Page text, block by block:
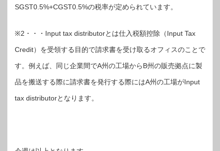
SGST0.5%+CGST0.5%の税率が定められています。
※2・・・Input tax distributorとは仕入税額控除（Input Tax
Credit）を受領する目的で請求書を受け取るオフィスのことで
す。例えば、同じ企業間でA州の工場からB州の販売拠点に製
品を搬送する際に請求書を発行する際にはA州の工場がInput
tax distributorとなります。